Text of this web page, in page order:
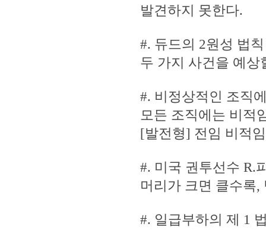
발견하지 못한다.
#. 듀드의 2원성 법칙
두 가지 사건을 예상
#. 비정상적인 조직
모든 조직에는 비적
[발전형] 전임 비적
#. 미국 권투선수 R.
머리가 크면 클수록,
#. 일급부하의 제 1